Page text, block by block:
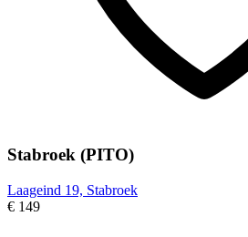
Stabroek (PITO)
Laageind 19, Stabroek
€ 149